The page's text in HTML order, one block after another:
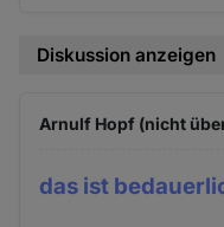
Diskussion anzeigen
Arnulf Hopf (nicht
das ist